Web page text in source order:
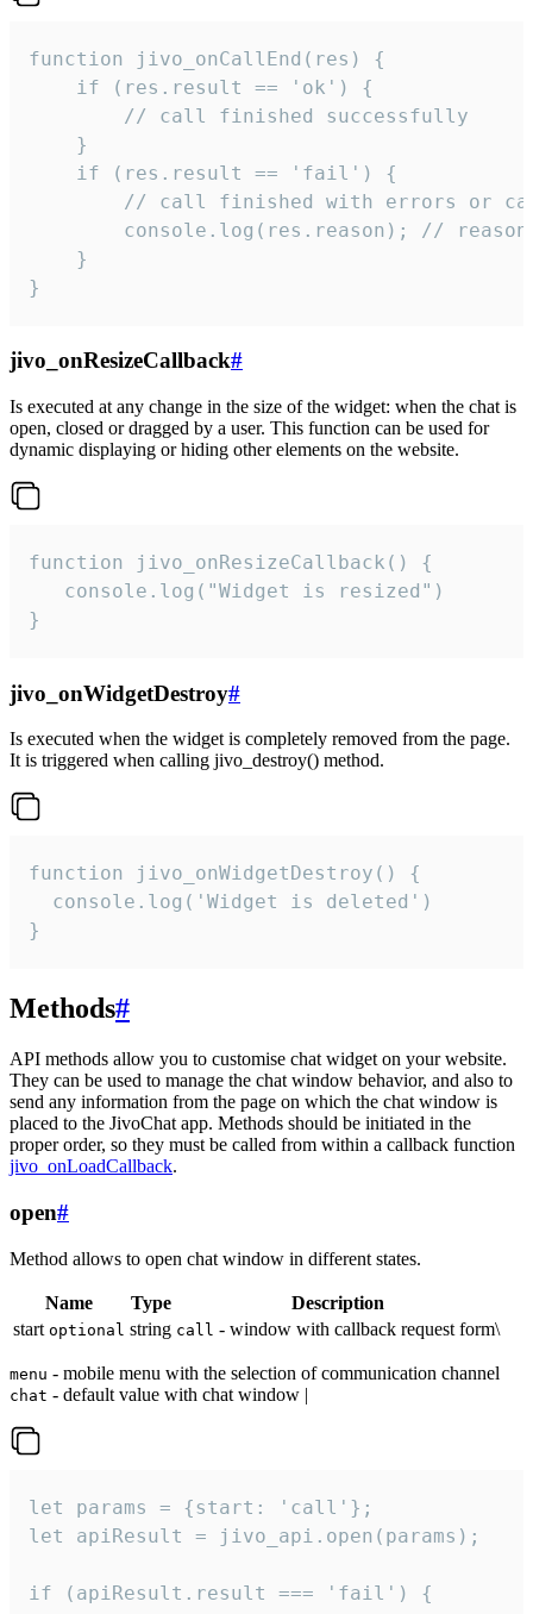
function jivo_onCallEnd(res) {
    if (res.result == 'ok') {
        // call finished successfully
    }
    if (res.result == 'fail') {
// call finished with errors or
console.log(res.reason); //
    }
}
jivo_onResizeCallback#
Is executed at any change in the size of the widget: when the chat is
open, closed or dragged by a user. This function can be used for
dynamic displaying or hiding other elements on the website.
function jivo_onResizeCallback() {
   console.log("Widget is resized")
}
jivo_onWidgetDestroy#
Is executed when the widget is completely removed from the page.
It is triggered when calling jivo_destroy() method.
function jivo_onWidgetDestroy() {
  console.log('Widget is deleted')
}
Methods#
API methods allow you to customise chat widget on your website.
They can be used to manage the chat window behavior, and also to
send any information from the page on which the chat window is
placed to the JivoChat app. Methods should be initiated in the
proper order, so they must be called from within a callback function
jivo_onLoadCallback.
open#
Method allows to open chat window in different states.
Name Type
Description
start optional string call - window with callback request form\
menu - mobile menu with the selection of communication channel
chat - default value with chat window |
let params = {start: 'call'};
let apiResult = jivo_api.open(params);
if (apiResult.result === 'fail') {